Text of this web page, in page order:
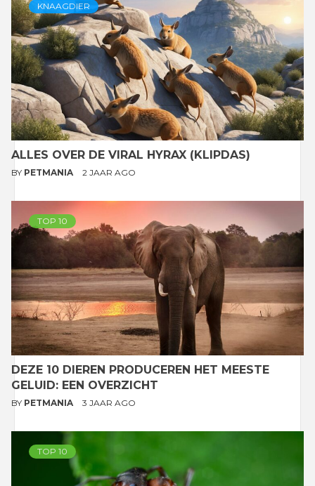
KNAAGDIER
ALLES OVER DE VIRAL HYRAX (KLIPDAS)
BY PETMANIA 2 JAAR AGO
TOP 10
DEZE 10 DIEREN PRODUCEREN HET MEESTE
GELUID: EEN OVERZICHT
BY PETMANIA 3 JAAR AGO
TOP 10